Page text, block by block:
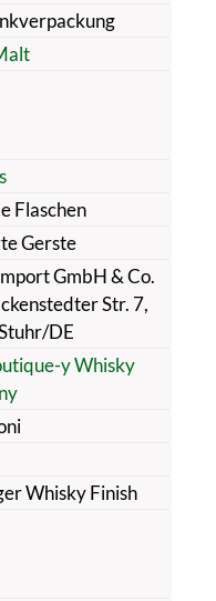
Flaschen
Gerste
GmbH & Co.
Str. 7,
DE
y Whisky
Whisky Finish